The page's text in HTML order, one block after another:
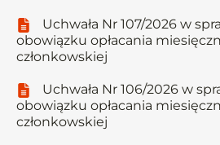
Uchwała Nr 107/2026 w
obowiązku opłacania
członkowskiej
Uchwała Nr 106/2026 w
obowiązku opłacania
członkowskiej